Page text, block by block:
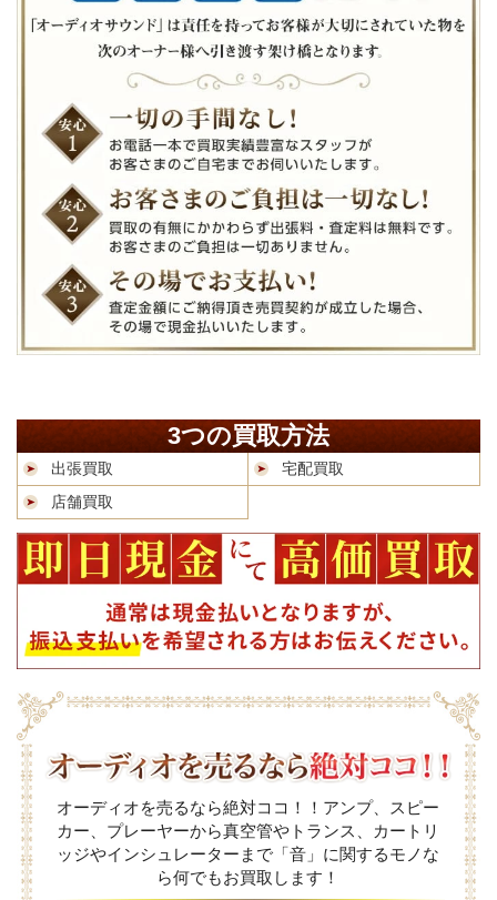
3つの買取方法
出張買取
宅配買取
店舗買取
オーディオを売るなら絶対ココ！！アンプ、スピー
カー、プレーヤーから真空管やトランス、カートリ
ッジやインシュレーターまで「音」に関するモノな
ら何でもお買取します！